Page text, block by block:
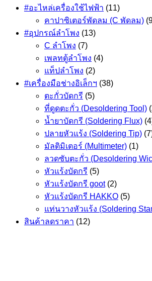
#อะไหล่เครื่องใช้ไฟฟ้า (11)
คาปาซิเตอร์พัดลม (C พัดลม)
#อุปกรณ์ลำโพง (13)
C ลำโพง (7)
เพลทตู้ลำโพง (4)
แท็ปลำโพง (2)
#เครื่องมือช่างอิเล็กฯ (38)
ตะกั่วบัดกรี (5)
ที่ดูดตะกั่ว (Desoldering Tool)
น้ำยาบัดกรี (Soldering Flux)
ปลายหัวแร้ง (Soldering Tip)
มัลติมิเตอร์ (Multimeter) (1)
ลวดซับตะกั่ว (Desoldering
หัวแร้งบัดกรี (5)
หัวแร้งบัดกรี goot (2)
หัวแร้งบัดกรี HAKKO (5)
แท่นวางหัวแร้ง (Soldering
สินค้าลดราคา (12)